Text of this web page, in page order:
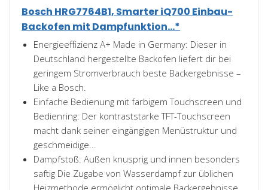
Bosch HRG7764B1, Smarter iQ700 Einbau-
Backofen mit Dampfunktion...*
Energieeffizienz A+ Made in Germany: Dieser in
Deutschland hergestellte Backofen liefert dir bei
geringem Stromverbrauch beste Backergebnisse –
Like a Bosch.
Einfache Bedienung mit farbigem Touchscreen und
Bedienring: Der kontraststarke TFT-Touchscreen
macht dank seiner eingängigen Menüstruktur und
geschmeidige...
Dampfstoß: Außen knusprig und innen besonders
saftig Die Zugabe von Wasserdampf zur üblichen
Heizmethode ermöglicht optimale Backergebnisse.